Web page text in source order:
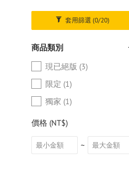
套用篩選(0/20)
商品類別
現已絕版 (3)
限定 (1)
獨家 (1)
價格 (NT$)
~